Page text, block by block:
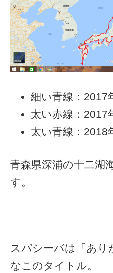
細い青線：2017
太い赤線：2017
太い青線：2018
青森県深浦の十二湖
す。
スパシーバは「あ
なこのタイトル。